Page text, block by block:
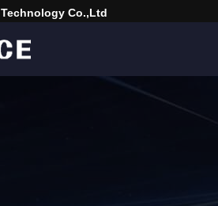
Technology Co.,Ltd